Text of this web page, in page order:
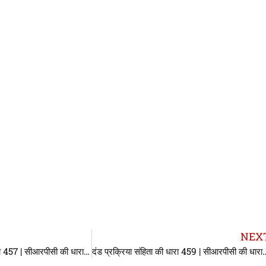
दंड प्रक्रिया संहिता की धारा 457 | सीआरपीसी की धारा 457 | Section 457 CrPC in hindi दंड प्रक्रिया संहिता की धारा 459